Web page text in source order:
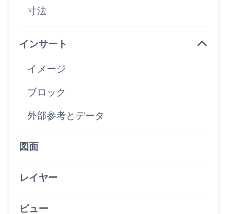
寸法
インサート
イメージ
ブロック
外部参考とデータ
図面
レイヤー
ビュー